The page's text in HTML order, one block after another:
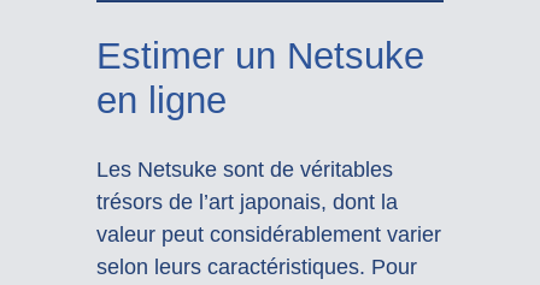
Estimer un Netsuke
en ligne
Les Netsuke sont de véritables
trésors de l’art japonais, dont la
valeur peut considérablement varier
selon leurs caractéristiques. Pour